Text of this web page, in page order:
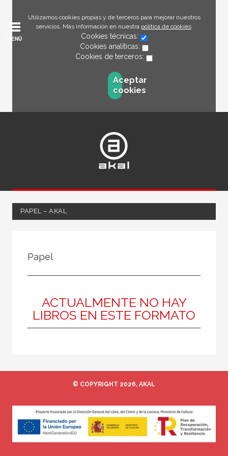
Utilizamos cookies propias y de terceros para mejorar nuestros
servicios. Más información en nuestra política de cookies.
Cookies técnicas:
Cookies analíticas:
Cookies de terceros:
Aceptar
cookies
MENÚ
PAPEL – AKAL
Ciencias humanas y sociales
Arquitectura
Tecnología arquitectónica
Jardinería y paisaje
Papel
ACTUALMENTE NO HAY
LIBROS EN ESTE FORMATO
© COPYRIGHT 2026, AKAL